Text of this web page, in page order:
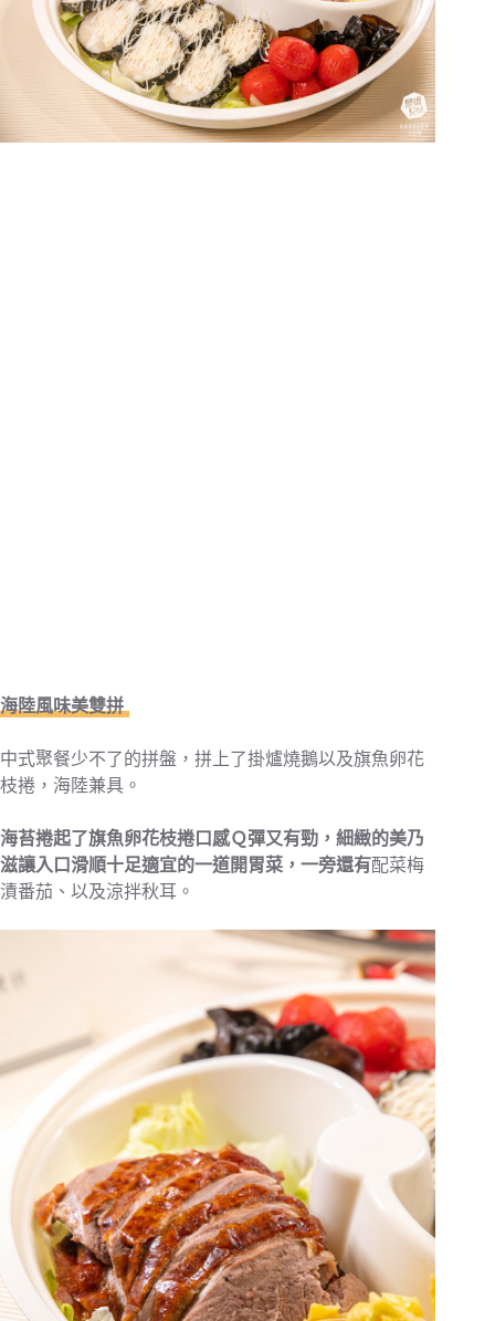
海陸風味美雙拼
中式聚餐少不了的拼盤，拼上了掛爐燒鵝以及旗魚卵花
枝捲，海陸兼具。
海苔捲起了旗魚卵花枝捲口感Ｑ彈又有勁，細緻的美乃
滋讓入口滑順十足適宜的一道開胃菜，一旁還有配菜梅
漬番茄、以及涼拌秋耳。